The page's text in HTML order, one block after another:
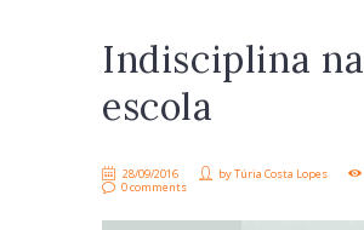
Indisciplina na
escola
28/09/2016 byTúria Costa Lopes
0 comments